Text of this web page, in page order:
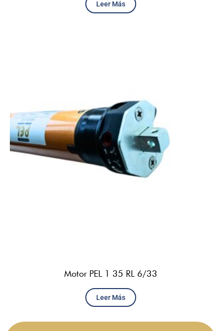
Leer Más
Motor PEL 1 35 RL 6/33
Leer Más